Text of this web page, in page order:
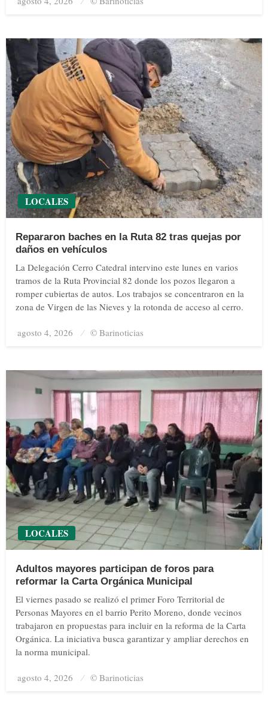
LOCALES
Repararon baches en la Ruta 82 tras quejas por
daños en vehículos
La Delegación Cerro Catedral intervino este lunes en varios
tramos de la Ruta Provincial 82 donde los pozos llegaron a
romper cubiertas de autos. Los trabajos se concentraron en la
zona de Virgen de las Nieves y la rotonda de acceso al cerro.
Posted
agosto 4, 2026 © Barinoticias
LOCALES
Adultos mayores participan de foros para
reformar la Carta Orgánica Municipal
El viernes pasado se realizó el primer Foro Territorial de
Personas Mayores en el barrio Perito Moreno, donde vecinos
trabajaron en propuestas para incluir en la reforma de la Carta
Orgánica. La iniciativa busca garantizar y ampliar derechos en
la norma municipal.
Posted
agosto 4, 2026 © Barinoticias